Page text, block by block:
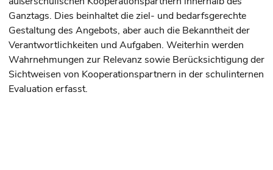
Ganztags. Dies beinhaltet die ziel- und bedarfsgerechte
Gestaltung des Angebots, aber auch die Bekanntheit der
Verantwortlichkeiten und Aufgaben. Weiterhin werden
Wahrnehmungen zur Relevanz sowie Berücksichtigung der
Sichtweisen von Kooperationspartnern in der schulinternen
Evaluation erfasst.